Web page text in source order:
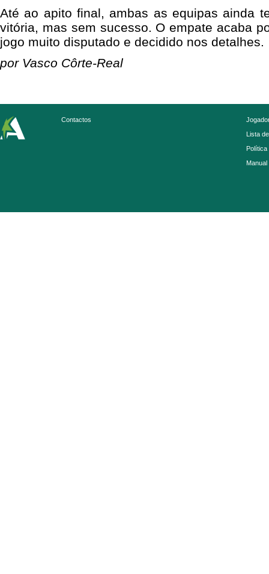
Até ao apito final, ambas as equipas ainda
vitória, mas sem sucesso. O empate acaba
jogo muito disputado e decidido nos detalhes.
por Vasco Côrte-Real
Contactos
Lista
Política